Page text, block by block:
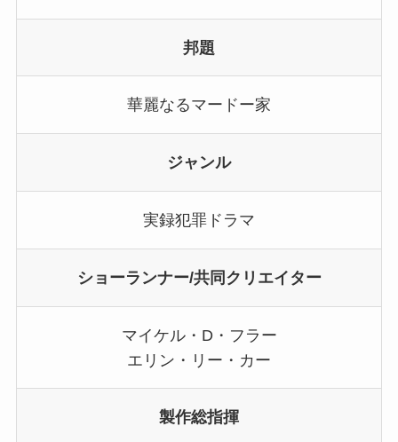
邦題
華麗なるマードー家
ジャンル
実録犯罪ドラマ
ショーランナー/共同クリエイター
マイケル・D・フラー
エリン・リー・カー
製作総指揮